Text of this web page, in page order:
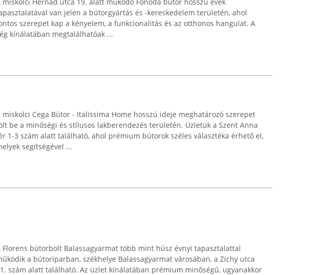
van jelen a bútorgyártás és -kereskedelem területén, ahol
szerepet kap a kényelem, a funkcionalitás és az otthonos hangulat. A
kínálatában megtalálhatóak ...
miskolci Cega Bútor - Italissima Home hosszú ideje meghatározó szerepet
be a minőségi és stílusos lakberendezés területén. Üzletük a Szent Anna
1-3 szám alatt található, ahol prémium bútorok széles választéka érhető el,
segítségével ...
Florens bútorbolt Balassagyarmat több mint húsz évnyi tapasztalattal
a bútoriparban, székhelye Balassagyarmat városában, a Zichy utca
szám alatt található. Az üzlet kínálatában prémium minőségű, ugyanakkor